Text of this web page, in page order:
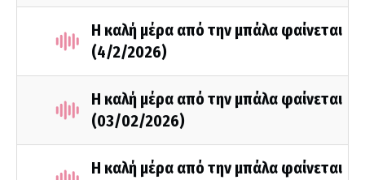
Η καλή μέρα από την μπάλα φαίνεται
(4/2/2026)
Η καλή μέρα από την μπάλα φαίνεται
(03/02/2026)
Η καλή μέρα από την μπάλα φαίνεται